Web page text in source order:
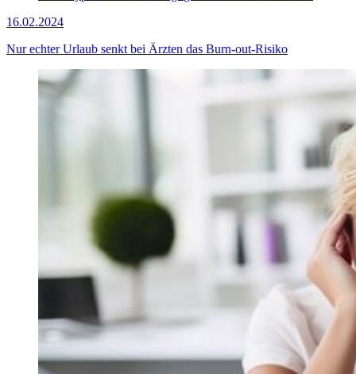
16.02.2024
Nur echter Urlaub senkt bei Ärzten das Burn-out-Risiko